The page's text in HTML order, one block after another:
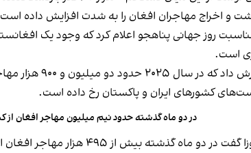
و اخراج مهاجران افغان را به شدت افزایش داده
روز جهانی پناهجو اعلام کرد که وجود یک
است.
آژانس
کشورهای ایران و پاکستان رخ داده است.
در دو ماه گذشته حدود نیم میلیون مهاجر افغان از